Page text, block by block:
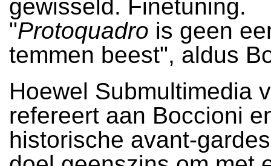
gewisseld. Finetuning.
"Protoquadro is geen
temmen beest", aldus
Hoewel Submultimedia
refereert aan Boccioni
historische avant-